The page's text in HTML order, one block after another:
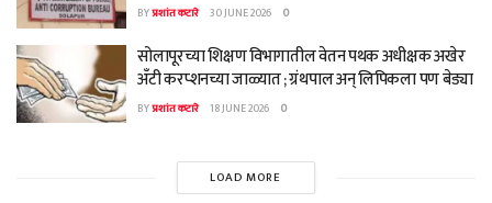
BYप्रशांत कटारे 30 JUNE 2026 0
सोलापूरच्या शिक्षण विभागातील वेतन पथक अधीक्षक अखेर
अँटी करप्शनच्या जाळ्यात ; ग्रंथपाल अन् लिपिकला पण बेड्या
BYप्रशांत कटारे 18 JUNE 2026 0
LOAD MORE